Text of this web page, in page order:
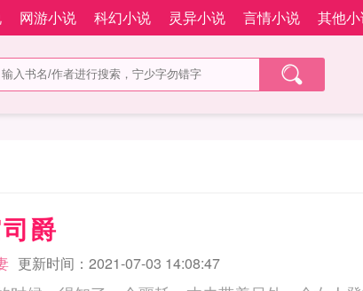
网游小说 科幻小说 灵异小说 言情小说 其他
爵
更新时间：2021-07-03 14:08:47